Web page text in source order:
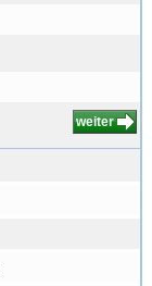
weiter